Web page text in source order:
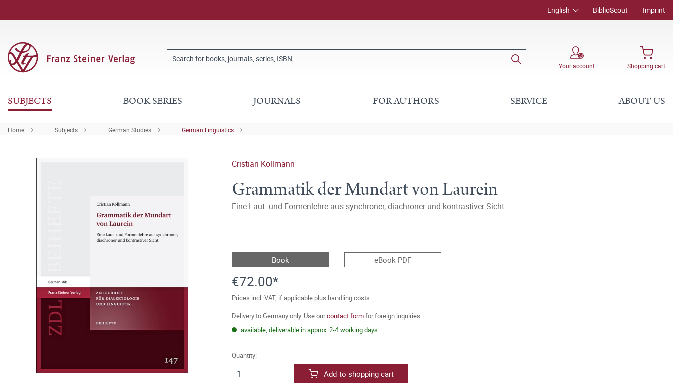
English BiblioScout Imprint
Your account Shopping cart
SUBJECTS BOOK SERIES JOURNALS FOR AUTHORS SERVICE ABOUT US
Home Subjects German Studies German Linguistics
Cristian Kollmann
Grammatik der Mundart von Laurein
Eine Laut- und Formenlehre aus synchroner, diachroner und kontrastiver Sicht
Book eBook PDF
€72.00*
Prices incl. VAT, if applicable plus handling costs
Delivery to Germany only. Use ourcontact formfor foreign inquiries.
available, deliverable in approx. 2-4 working days
Quantity:
Add to shopping cart